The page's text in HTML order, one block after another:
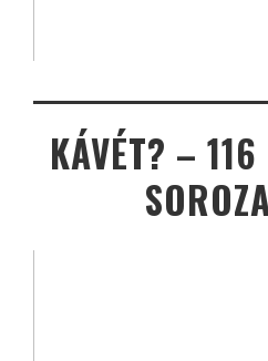
KÁVÉT? –